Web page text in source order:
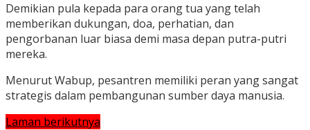
Demikian pula kepada para orang tua yang telah
memberikan dukungan, doa, perhatian, dan
pengorbanan luar biasa demi masa depan putra-putri
mereka.
Menurut Wabup, pesantren memiliki peran yang sangat
strategis dalam pembangunan sumber daya manusia.
Laman berikutnya